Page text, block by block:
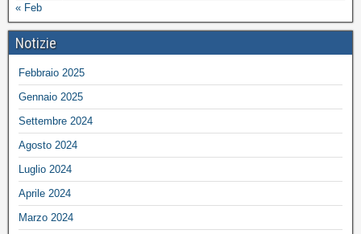
« Feb
Notizie
Febbraio 2025
Gennaio 2025
Settembre 2024
Agosto 2024
Luglio 2024
Aprile 2024
Marzo 2024